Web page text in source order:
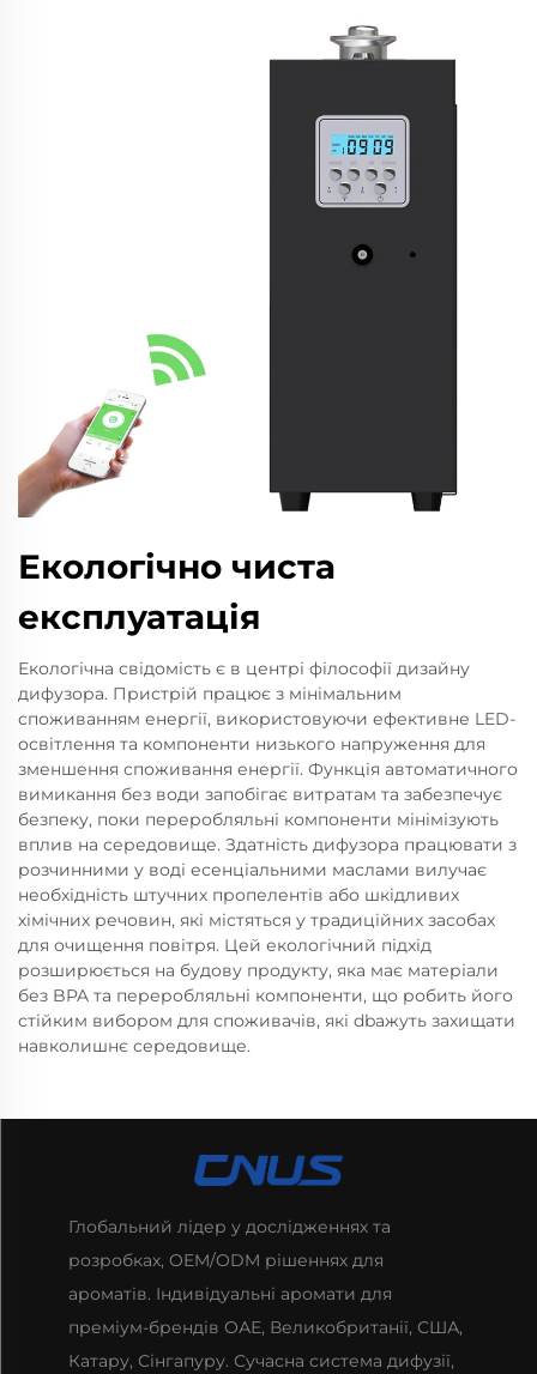
Екологічно чиста
експлуатація
Екологічна свідомість є в центрі філософії дизайну
дифузора. Пристрій працює з мінімальним
споживанням енергії, використовуючи ефективне LED-
освітлення та компоненти низького напруження для
зменшення споживання енергії. Функція автоматичного
вимикання без води запобігає витратам та забезпечує
безпеку, поки переробляльні компоненти мінімізують
вплив на середовище. Здатність дифузора працювати з
розчинними у воді есенціальними маслами вилучає
необхідність штучних пропелентів або шкідливих
хімічних речовин, які містяться у традиційних засобах
для очищення повітря. Цей екологічний підхід
розширюється на будову продукту, яка має матеріали
без BPA та переробляльні компоненти, що робить його
стійким вибором для споживачів, які dbажуть захищати
навколишнє середовище.
Глобальний лідер у дослідженнях та
розробках, OEM/ODM рішеннях для
ароматів. Індивідуальні аромати для
преміум-брендів ОАЕ, Великобританії, США,
Катару, Сінгапуру. Сучасна система дифузії,